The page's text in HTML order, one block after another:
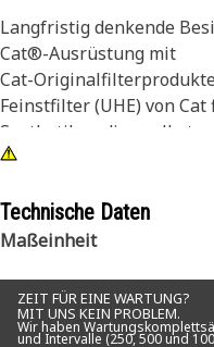
Langfristig denkende
Cat®-Ausrüstung mit
Cat-
Feinstfilter (UHE) von
Synthetikmedien selbst
mehr Feinpartikel heraus
Die Wahl des Filters
Verschleiß führen und
Hydraulikfilter bieten z.
Verunreinigungen und
Technische Daten
Maßeinheit
ZEIT FÜR EINE WARTUNG?
MIT UNS KEIN PROBLEM.
Wir haben
und Intervalle (250, 500 und